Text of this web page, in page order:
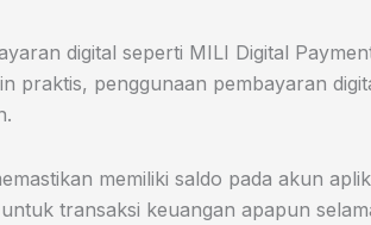
digital seperti MILI Digital
praktis, penggunaan pembayaran
memiliki saldo pada akun
transaksi keuangan apapun